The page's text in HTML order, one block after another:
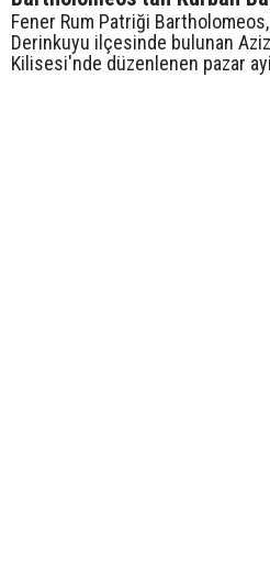
Fener Rum Patriği
Derinkuyu ilçesinde bulunan
Kilisesi'nde düzenlenen pazar